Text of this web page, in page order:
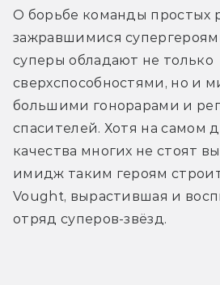
О борьбе команды простых
зажравшимися
суперы обладают не только
сверхспособностями, но и
большими гонорарами и
спасителей. Хотя на самом
качества многих не стоят
имидж таким героям
Vought, вырастившая и
отряд суперов-звёзд.